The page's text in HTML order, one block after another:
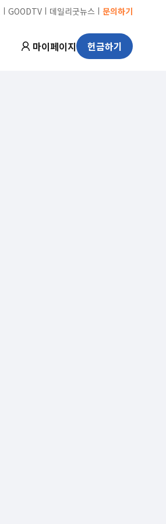
ㅣ GOODTV ㅣ 데일리굿뉴스 ㅣ 문의하기
마이페이지 헌금하기